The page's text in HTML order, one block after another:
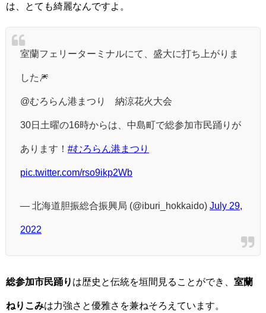
は、とても綺麗なんですよ。
室蘭フェリーターミナルにて、盛大に打ち上がりま
した🎆
@むろらん港まつり 納涼花火大会
30日土曜の16時からは、中島町で総参加市民踊りが
あります！ #むろらん港まつり
pic.twitter.com/rso9ikp2Wb
— 北海道胆振総合振興局 (@iburi_hokkaido) July 29,
2022
総参加市民踊り は歴史と伝統を垣間見ることができ、 室蘭
ねりこみは力強さと優雅さを兼ねそろえています。